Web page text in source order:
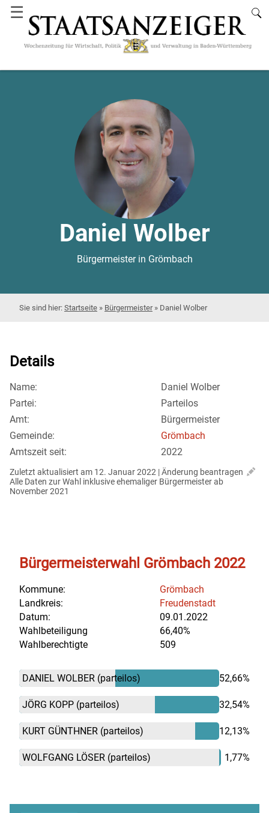
☰
Daniel Wolber
Bürgermeister in Grömbach
Startseite » Bürgermeister» Daniel Wolber
Details
Name:
Daniel Wolber
Partei:
Parteilos
Amt:
Bürgermeister
Gemeinde:
Grömbach
Amtszeit seit:
2022
Zuletzt aktualisiert am 12. Januar 2022 | Änderung beantragen
Alle Daten zur Wahl inklusive ehemaliger Bürgermeister ab
November 2021
Bürgermeisterwahl Grömbach 2022
Kommune:
Grömbach
Landkreis:
Freudenstadt
Datum:
09.01.2022
Wahlbeteiligung
66,40%
Wahlberechtigte
509
DANIEL WOLBER (parteilos) 52,66%
JÖRG KOPP (parteilos) 32,54%
KURT GÜNTHNER (parteilos) 12,13%
WOLFGANG LÖSER (parteilos) 1,77%